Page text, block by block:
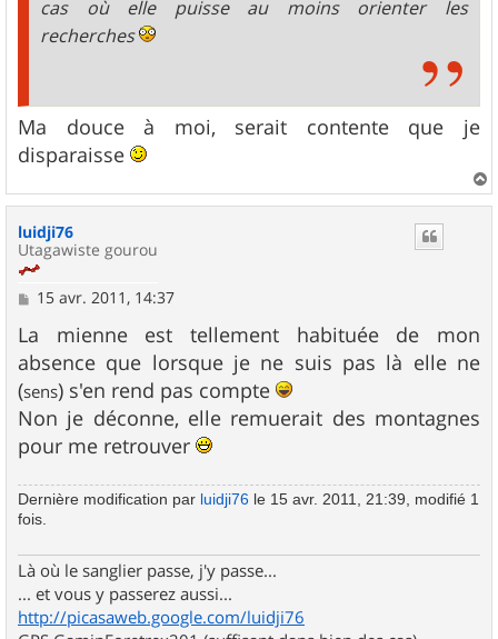
cas où elle puisse au moins orienter les
recherches
Ma douce à moi, serait contente que je
disparaisse
a
luidji76
Utagawiste gourou
M
s
s
a
g
e
15 avr. 2011, 14:37
La mienne est tellement habituée de mon
absence que lorsque je ne suis pas là elle ne
(sens) s'en rend pas compte
Non je déconne, elle remuerait des montagnes
pour me retrouver
Dernière modification par luidji76 le 15 avr. 2011, 21:39, modifié 1
fois.
Là où le sanglier passe, j'y passe...
... et vous y passerez aussi...
http://picasaweb.google.com/luidji76